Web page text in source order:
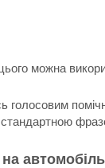
можна
голосовим